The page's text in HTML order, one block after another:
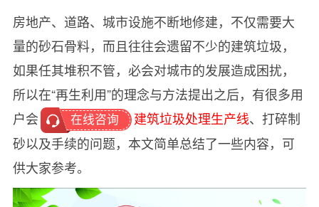
房地产、道路、城市设施不断地修建，不仅需要大
量的砂石骨料，而且往往会遗留不少的建筑垃圾，
如果任其堆积不管，必会对城市的发展造成困扰，
所以在“再生利用”的理念与方法提出之后，有很多用
户会
在线咨询 建筑垃圾处理生产线、打碎制
砂以及手续的问题，本文简单总结了一些内容，可
供大家参考。